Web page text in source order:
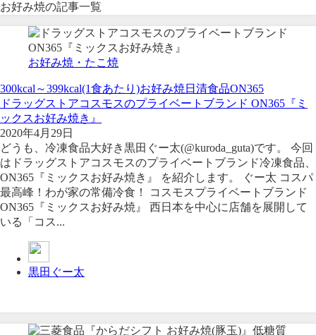
お好み焼の記事一覧
お好み焼・たこ焼
300kcal～399kcal(1食あたり)お好み焼日清食品ON365
ドラッグストアコスモスのプライベートブランド ON365『ミ
ックスお好み焼き』
2020年4月29日
どうも、冷凍食品大好き黒田ぐー太(@kuroda_guta)です。 今回
はドラッグストアコスモスのプライベートブランド冷凍食品、
ON365『ミックスお好み焼き』 を紹介します。 ぐー太 コスパ
最高峰！わが家の常備冷食！ コスモスプライベートブランド
ON365『ミックスお好み焼』 西日本を中心に店舗を展開して
いる「コス...
黒田ぐー太